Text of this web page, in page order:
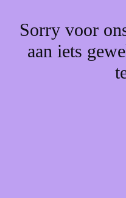
Sorry voor
aan iets